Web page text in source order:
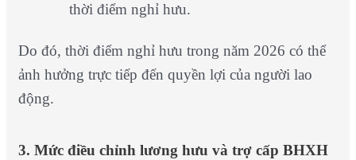
thời điểm nghỉ hưu.
Do đó, thời điểm nghỉ hưu trong năm 2026 có thể
ảnh hưởng trực tiếp đến quyền lợi của người lao
động.
3. Mức điều chỉnh lương hưu và trợ cấp BHXH